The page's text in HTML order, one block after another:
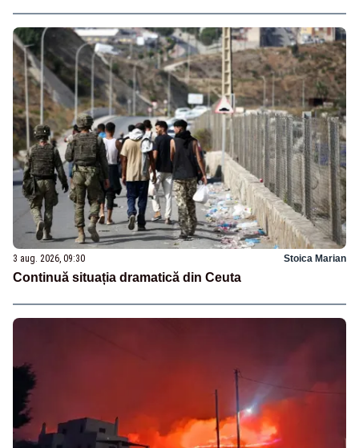
3 aug. 2026, 09:30 Stoica Marian
Continuă situația dramatică din Ceuta